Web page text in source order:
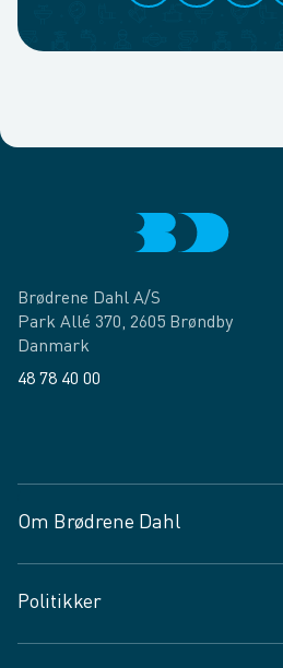
Brødrene Dahl A/S
Park Allé 370, 2605 Brøndby
Danmark
48 78 40 00
Om Brødrene Dahl
Vagttelefon 30 10 89 89
Spørgsmål og svar
Politikker